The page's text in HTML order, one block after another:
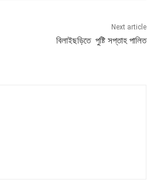
Next article
বিলাইছড়িতে পুষ্টি সপ্তাহ পালিত